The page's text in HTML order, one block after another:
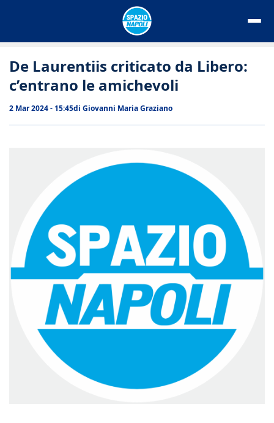
De Laurentiis criticato da Libero:
c’entrano le amichevoli
2 Mar 2024 - 15:45di Giovanni Maria Graziano